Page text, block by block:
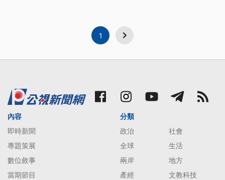
1
內容
即時新聞
專題策展
數位敘事
當期節目
分類
政治
社會
全球
生活
兩岸
地方
產經
文教科技